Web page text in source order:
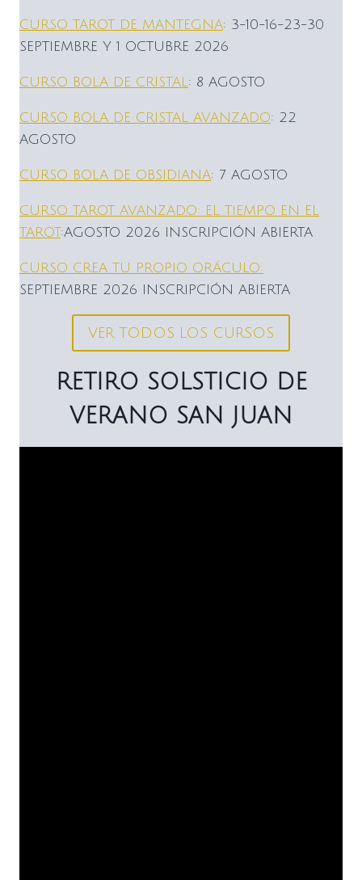
CURSO TAROT DE MANTEGNA: 3-10-16-23-30
SEPTIEMBRE Y 1 OCTUBRE 2026
CURSO BOLA DE CRISTAL : 8 AGOSTO
CURSO BOLA DE CRISTAL AVANZADO: 22
AGOSTO
CURSO BOLA DE OBSIDIANA: 7 AGOSTO
CURSO TAROT AVANZADO: EL TIEMPO EN EL
TAROT:AGOSTO 2026 INSCRIPCIÓN ABIERTA
CURSO CREA TU PROPIO ORÁCULO:
SEPTIEMBRE 2026 INSCRIPCIÓN ABIERTA
VER TODOS LOS CURSOS
RETIRO SOLSTICIO DE
VERANO SAN JUAN